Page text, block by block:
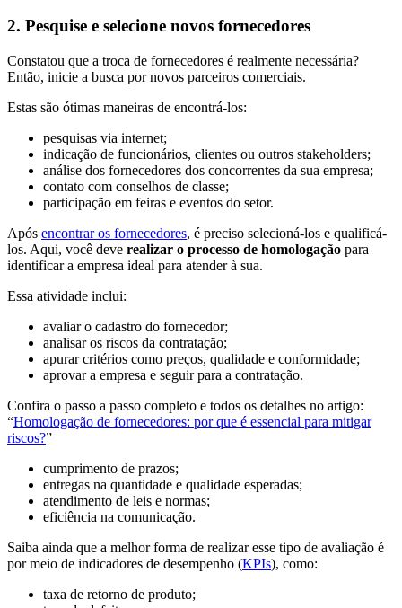
2. Pesquise e selecione novos fornecedores
Constatou que a troca de fornecedores é realmente necessária?
Então, inicie a busca por novos parceiros comerciais.
Estas são ótimas maneiras de encontrá-los:
pesquisas via internet;
indicação de funcionários, clientes ou outros stakeholders;
análise dos fornecedores dos concorrentes da sua empresa;
contato com conselhos de classe;
participação em feiras e eventos do setor.
Após encontrar os fornecedores, é preciso selecioná-los e qualificá-
los. Aqui, você deve realizar o processo de homologação para
identificar a empresa ideal para atender à sua.
Essa atividade inclui:
avaliar o cadastro do fornecedor;
analisar os riscos da contratação;
apurar critérios como preços, qualidade e conformidade;
aprovar a empresa e seguir para a contratação.
Confira o passo a passo completo e todos os detalhes no artigo:
“Homologação de fornecedores: por que é essencial para mitigar
riscos?”
cumprimento de prazos;
entregas na quantidade e qualidade esperadas;
atendimento de leis e normas;
eficiência na comunicação.
Saiba ainda que a melhor forma de realizar esse tipo de avaliação é
por meio de indicadores de desempenho (KPIs), como:
taxa de retorno de produto;